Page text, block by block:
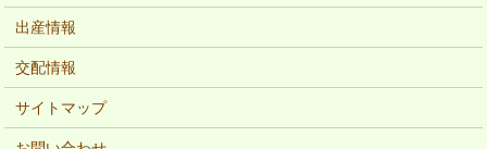
出産情報
交配情報
サイトマップ